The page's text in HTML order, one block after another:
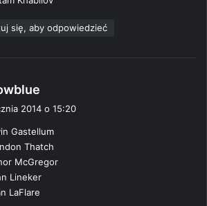
się, aby odpowiedzieć
z
e
:
2014 o 15:20
Gastellum
Thatch
McGregor
Lineker
LaFlare